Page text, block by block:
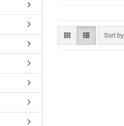
Sort by
Sort by